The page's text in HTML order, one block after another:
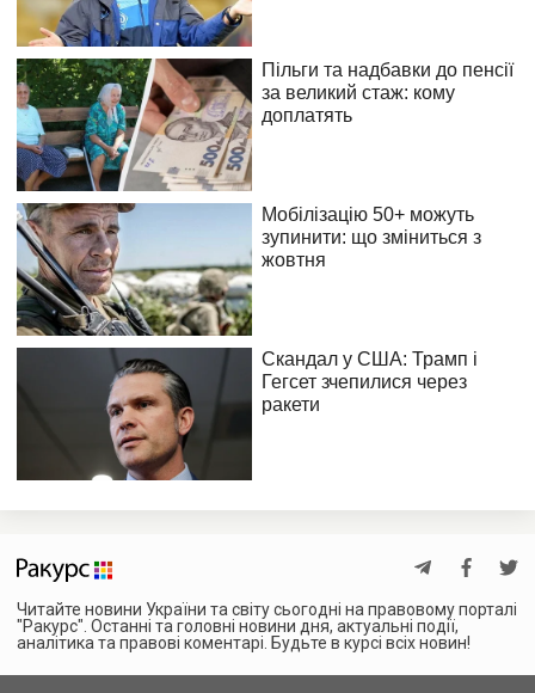
Читайте новини України та світу сьогодні на правовому порталі
"Ракурс". Останні та головні новини дня, актуальні події,
аналітика та правові коментарі. Будьте в курсі всіх новин!